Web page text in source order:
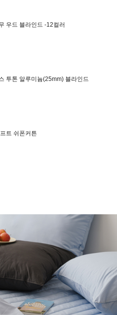
우드 블라인드 -12컬러
투톤 알루미늄(25mm) 블라인드
트 쉬폰커튼